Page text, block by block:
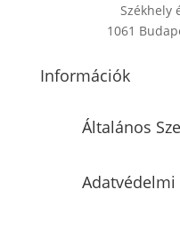
Székhely
1061
Információk
Általános
Adatvédelmi